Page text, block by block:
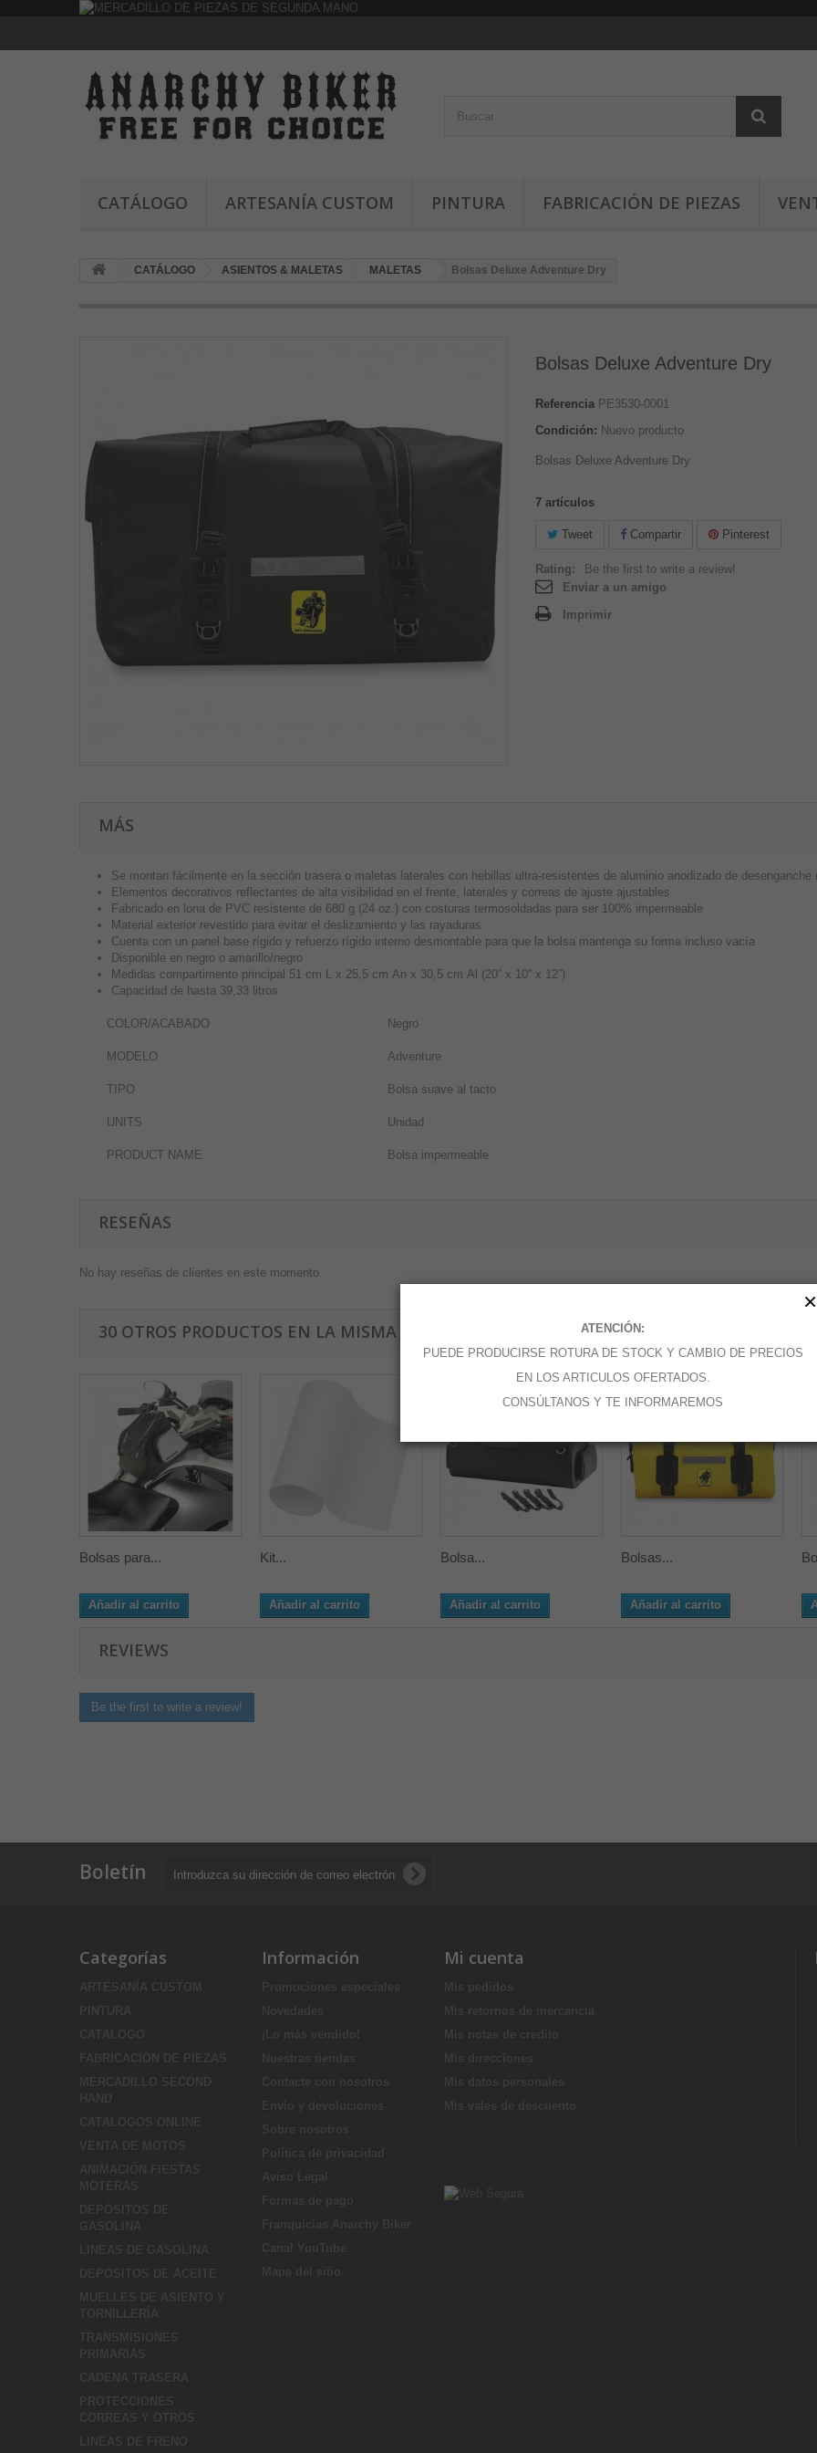
CATÁLOGO ARTESANÍA CUSTOM PINTURA FABRICACIÓN DE PIEZAS
CATÁLOGO ASIENTOS & MALETAS MALETAS Bolsas Deluxe Adventure Dry
Bolsas Deluxe Adventure Dry
Referencia PE3530-0001
Condición: Nuevo producto
Bolsas Deluxe Adventure Dry
7 artículos
Tweet Compartir Pinterest
Rating:
Be the first to write a review!
Enviar a un amigo
Imprimir
MÁS
Se montan fácilmente en la sección trasera o maletas laterales con hebillas ultra-resistentes de aluminio anodizado de desenganche
Elementos decorativos reflectantes de alta visibilidad en el frente, laterales y correas de ajuste ajustables
Fabricado en lona de PVC resistente de 680 g (24 oz.) con costuras termosoldadas para ser 100% impermeable
Material exterior revestido para evitar el deslizamiento y las rayaduras
Cuenta con un panel base rígido y refuerzo rígido interno desmontable para que la bolsa mantenga su forma incluso vacía
Disponible en negro o amarillo/negro
Medidas compartimento principal 51 cm L x 25,5 cm An x 30,5 cm Al (20” x 10” x 12”)
Capacidad de hasta 39,33 litros
COLOR/ACABADO Negro
MODELO Adventure
TIPO Bolsa suave al tacto
UNITS Unidad
PRODUCT NAME Bolsa impermeable
RESEÑAS
No hay reseñas de clientes en este momento.
30 OTROS PRODUCTOS EN LA MISMA CATEGORÍA:
Bolsas para...
Añadir al carrito
Kit...
Añadir al carrito
Bolsa...
Añadir al carrito
Bolsas...
Añadir al carrito
REVIEWS
Be the first to write a review!
Boletín
Categorías
ARTESANÍA CUSTOM
PINTURA
CATÁLOGO
FABRICACIÓN DE PIEZAS
MERCADILLO SECOND
HAND
CATÁLOGOS ONLINE
VENTA DE MOTOS
ANIMACIÓN FIESTAS
MOTERAS
DEPÓSITOS DE
GASOLINA
LINEAS DE GASOLINA
DEPÓSITOS DE ACEITE
MUELLES DE ASIENTO Y
TORNILLERÍA
TRANSMISIONES
PRIMARIAS
CADENA TRASERA
PROTECCIONES
CORREAS Y OTROS
LINEAS DE FRENO
Información
Promociones especiales
Novedades
¡Lo más vendido!
Nuestras tiendas
Contacte con nosotros
Envío y devoluciones
Sobre nosotros
Política de privacidad
Aviso Legal
Formas de pago
Franquicias Anarchy Biker
Canal YouTube
Mapa del sitio
Mi cuenta
Mis pedidos
Mis retornos de mercancia
Mis notas de credito
Mis direcciones
Mis datos personales
Mis vales de descuento
ATENCIÓN:
PUEDE PRODUCIRSE ROTURA DE STOCK Y CAMBIO DE PRECIOS
EN LOS ARTICULOS OFERTADOS.
CONSÚLTANOS Y TE INFORMAREMOS
×